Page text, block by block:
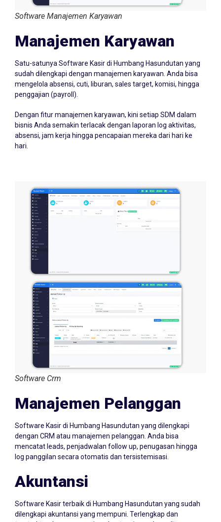
Software Manajemen Karyawan
Manajemen Karyawan
sudah dilengkapi dengan manajemen karyawan. Anda bisa
mengelola absensi, cuti, liburan, sales target, komisi, hingga
penggajian (payroll).
bisnis Anda semakin terlacak dengan laporan log aktivitas,
absensi, jam kerja hingga pencapaian mereka dari hari ke
hari.
Software Crm
Manajemen Pelanggan
dengan CRM atau manajemen pelanggan. Anda bisa
mencatat leads, penjadwalan follow up, penugasan hingga
log panggilan secara otomatis dan tersistemisasi.
Akuntansi
dilengkapi akuntansi yang mempuni. Terlengkap dan
terstruktur dengan mapping akuntansi yang komplit.